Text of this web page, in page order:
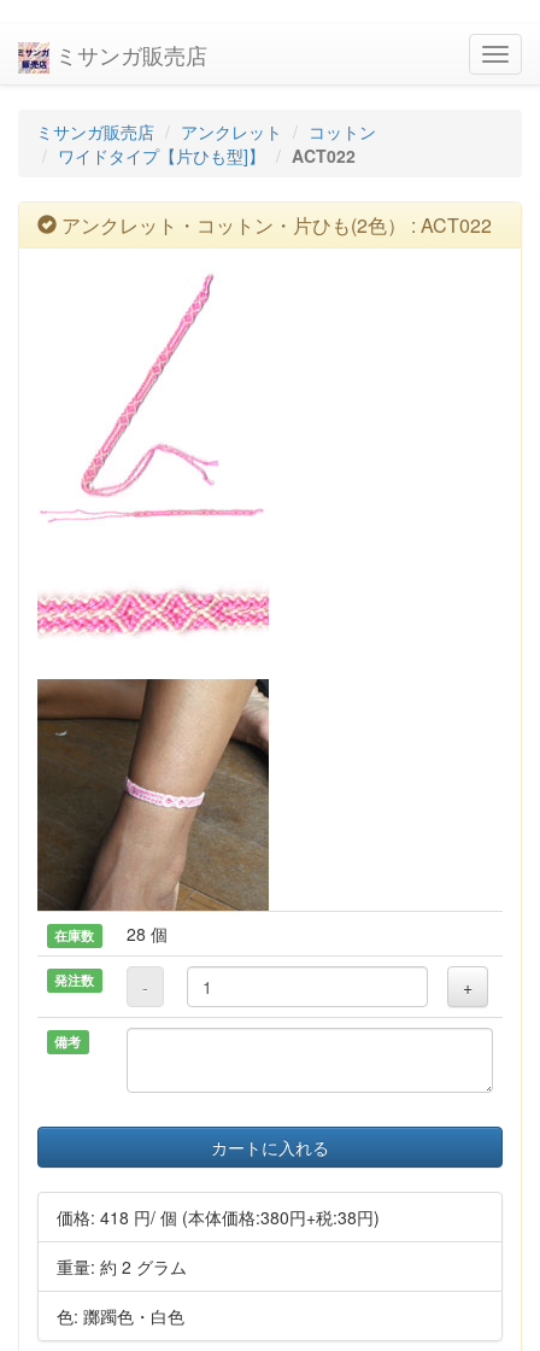
ミサンガ販売店
ミサンガ販売店 アンクレット
コットン
ワイドタイプ【片ひも型]】
ACT022
アンクレット・コットン・片ひも(2色） : ACT022
在庫数 28 個
発注数 - +
備考
カートに入れる
価格: 418 円/ 個 (本体価格:380円+税:38円)
重量: 約 2 グラム
色: 躑躅色・白色